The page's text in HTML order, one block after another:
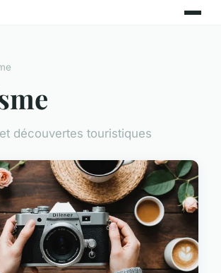
découvertes touristiques